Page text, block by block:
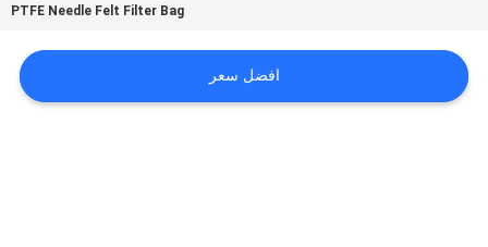
اطلب
PTFE Needle Felt Filter Bag
افضل سعر